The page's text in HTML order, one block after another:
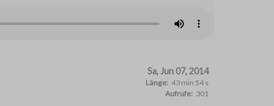
Sa, Jun 07, 2014
Länge: 43 min 54 s
Aufrufe: 301